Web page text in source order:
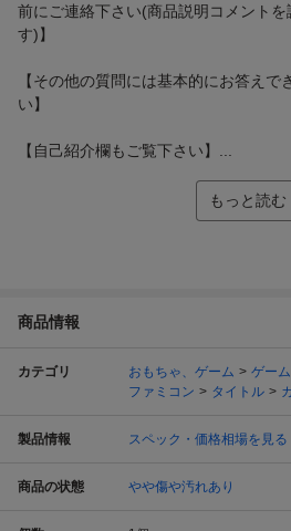
前にご連絡下さい(商品説明コメント
す)】
【その他の質問には基本的にお答えで
い】
【自己紹介欄もご覧下さい】...
もっと読む
商品情報
カテゴリ おもちゃ、ゲーム ゲーム
ファミコン
タイトル
製品情報 スペック・価格相場を見る
商品の状態 やや傷や汚れあり